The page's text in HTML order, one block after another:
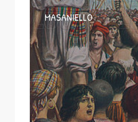
MASANIELLO